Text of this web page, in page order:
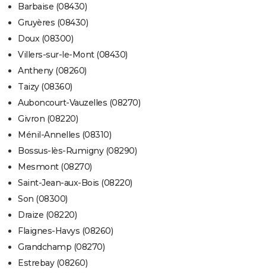
Barbaise (08430)
Gruyères (08430)
Doux (08300)
Villers-sur-le-Mont (08430)
Antheny (08260)
Taizy (08360)
Auboncourt-Vauzelles (08270)
Givron (08220)
Ménil-Annelles (08310)
Bossus-lès-Rumigny (08290)
Mesmont (08270)
Saint-Jean-aux-Bois (08220)
Son (08300)
Draize (08220)
Flaignes-Havys (08260)
Grandchamp (08270)
Estrebay (08260)